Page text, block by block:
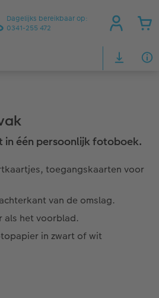
Dagelijks bereikbaar op:
0341-255 472
in één persoonlijk fotoboek.
toegangskaarten voor
van de omslag.
als het voorblad.
in zwart of wit